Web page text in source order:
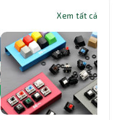
Xem tất cả